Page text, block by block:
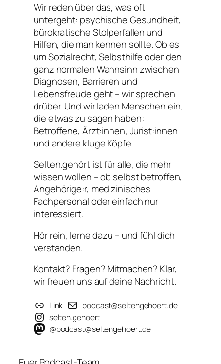
Wir reden über das, was oft
untergeht: psychische Gesundheit,
bürokratische Stolperfallen und
Hilfen, die man kennen sollte. Ob es
um Sozialrecht, Selbsthilfe oder den
ganz normalen Wahnsinn zwischen
Diagnosen, Barrieren und
Lebensfreude geht – wir sprechen
drüber. Und wir laden Menschen ein,
die etwas zu sagen haben:
Betroffene, Ärzt:innen, Jurist:innen
und andere kluge Köpfe.
Selten.gehört ist für alle, die mehr
wissen wollen – ob selbst betroffen,
Angehörige:r, medizinisches
Fachpersonal oder einfach nur
interessiert.
Hör rein, lerne dazu – und fühl dich
verstanden.
Kontakt? Fragen? Mitmachen? Klar,
wir freuen uns auf deine Nachricht.
Link
podcast@seltengehoert.de
selten.gehoert
@podcast@seltengehoert.de